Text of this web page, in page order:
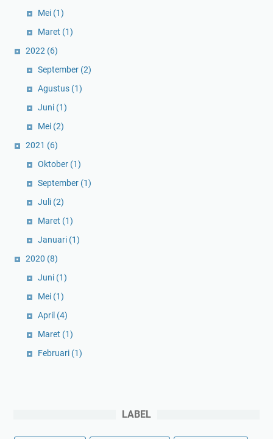
Mei (1)
Maret (1)
2022 (6)
September (2)
Agustus (1)
Juni (1)
Mei (2)
2021 (6)
Oktober (1)
September (1)
Juli (2)
Maret (1)
Januari (1)
2020 (8)
Juni (1)
Mei (1)
April (4)
Maret (1)
Februari (1)
LABEL